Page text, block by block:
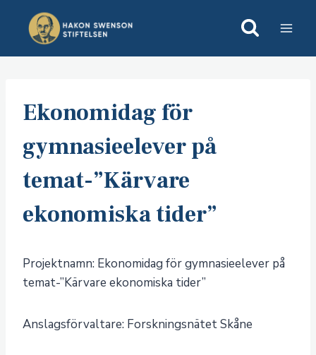
content
Ekonomidag för
gymnasieelever på
temat-”Kärvare
ekonomiska tider”
Projektnamn: Ekonomidag för gymnasieelever på
temat-”Kärvare ekonomiska tider”
Anslagsförvaltare: Forskningsnätet Skåne